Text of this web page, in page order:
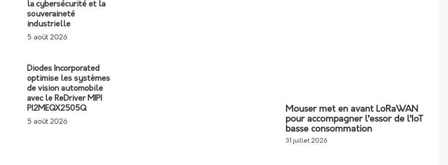
Mouser met en avant LoRaWAN
pour accompagner l’essor de l’IoT
basse consommation
31 juillet 2026
la cybersécurité et la
souveraineté
industrielle
5 août 2026
Diodes Incorporated
optimise les systèmes
de vision automobile
avec le ReDriver MIPI
PI2MEQX2505Q
5 août 2026